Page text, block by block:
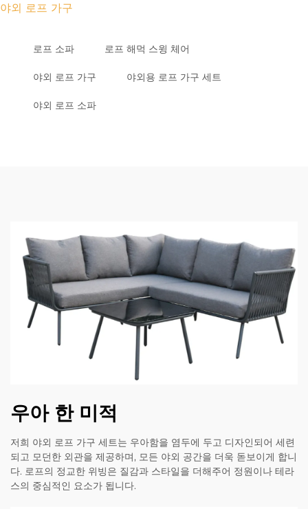
야외 로프 가구
로프 소파 로프 해먹 스윙 체어
야외 로프 가구 야외용 로프 가구 세트
야외 로프 소파
우아 한 미적
저희 야외 로프 가구 세트는 우아함을 염두에 두고 디자인되어 세련
되고 모던한 외관을 제공하며, 모든 야외 공간을 더욱 돋보이게 합니
다. 로프의 정교한 위빙은 질감과 스타일을 더해주어 정원이나 테라
스의 중심적인 요소가 됩니다.